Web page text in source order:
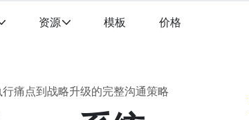
资源 模板 价格
痛点到战略升级的完整沟通策略